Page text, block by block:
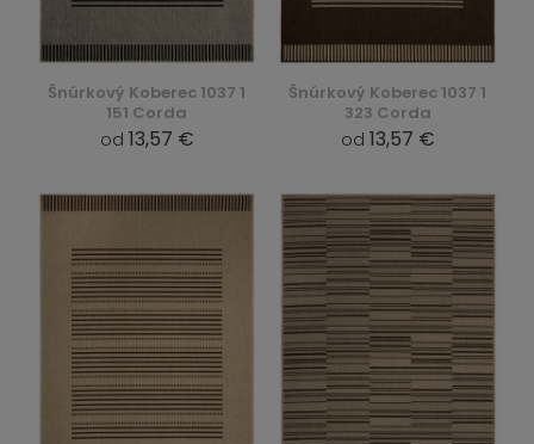
Šnúrkový Koberec 1037 1
151 Corda
od 13,57 €
Šnúrkový Koberec 1037 1
323 Corda
od 13,57 €